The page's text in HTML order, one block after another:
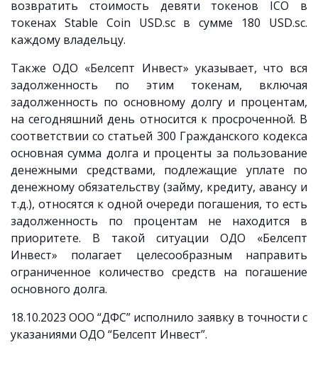
возвратить стоимость девяти токенов ICO в
токенах Stable Coin USD.sc в сумме 180 USD.sc.
каждому владельцу.
Также ОДО «Белсепт Инвест» указывает, что вся
задолженность по этим токенам, включая
задолженность по основному долгу и процентам,
на сегодняшний день относится к просроченной. В
соответствии со статьей 300 Гражданского кодекса
основная сумма долга и проценты за пользование
денежными средствами, подлежащие уплате по
денежному обязательству (займу, кредиту, авансу и
т.д.), относятся к одной очереди погашения, то есть
задолженность по процентам не находится в
приоритете. В такой ситуации ОДО «Белсепт
Инвест» полагает целесообразным направить
ограниченное количество средств на погашение
основного долга.
18.10.2023 ООО “ДФС” исполнило заявку в точности с
указаниями ОДО “Белсепт Инвест”.